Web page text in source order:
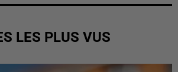
LES PLUS VUS